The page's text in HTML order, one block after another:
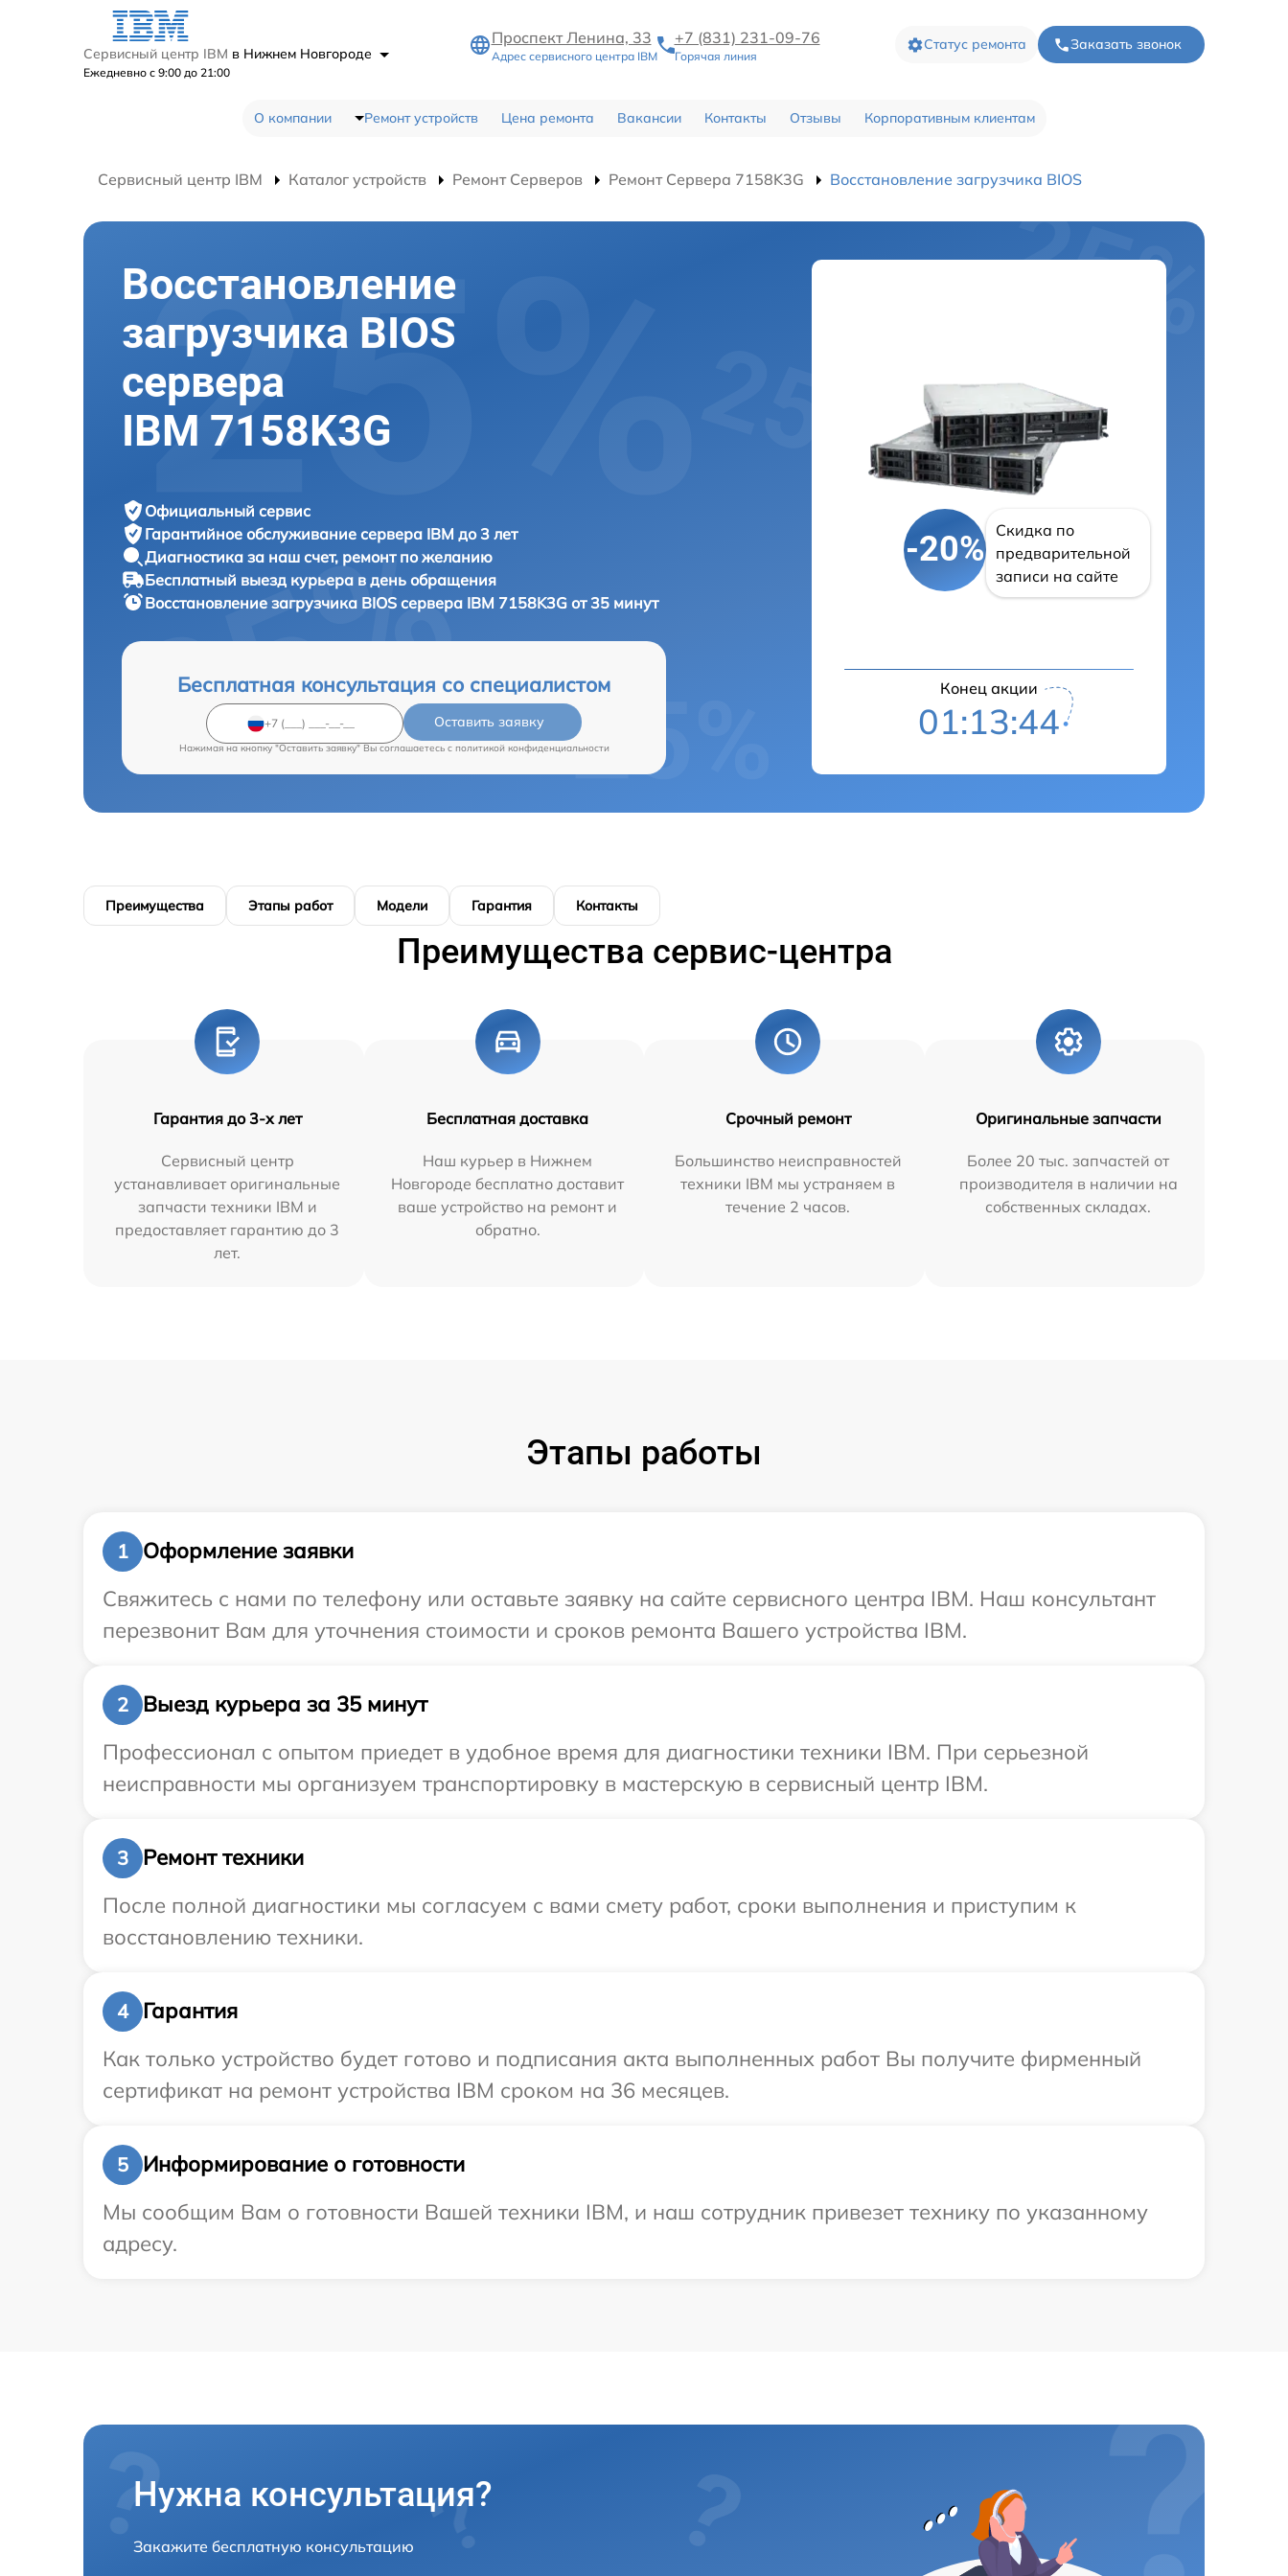
Сервисный центр IBM в Нижнем Новгороде
Ежедневно с 9:00 до 21:00
Проспект Ленина, 33
Адрес сервисного центра IBM
+7 (831) 231-09-76
Горячая линия
Статус ремонта Заказать звонок
О компании Ремонт устройств Цена ремонта Вакансии Контакты Отзывы Корпоративным клиентам
Сервисный центр IBM Каталог устройств Ремонт Серверов Ремонт Сервера 7158K3G Восстановление загрузчика BIOS
Восстановление
загрузчика BIOS
сервера
IBM 7158K3G
Официальный сервис
Гарантийное обслуживание сервера IBM до 3 лет
Диагностика за наш счет, ремонт по желанию
Бесплатный выезд курьера в день обращения
Восстановление загрузчика BIOS сервера IBM 7158K3G от 35 минут
Бесплатная консультация со специалистом
Оставить заявку
Нажимая на кнопку "Оставить заявку" Вы соглашаетесь c политикой конфиденциальности
-20%
Скидка по
предварительной
записи на сайте
Конец акции
01:13:43
Преимущества Этапы работ Модели Гарантия Контакты
Преимущества сервис-центра
Гарантия до 3-х лет
Сервисный центр
устанавливает оригинальные
запчасти техники IBM и
предоставляет гарантию до 3
лет.
Бесплатная доставка
Наш курьер в Нижнем
Новгороде бесплатно доставит
ваше устройство на ремонт и
обратно.
Срочный ремонт
Большинство неисправностей
техники IBM мы устраняем в
течение 2 часов.
Оригинальные запчасти
Более 20 тыс. запчастей от
производителя в наличии на
собственных складах.
Этапы работы
1
Оформление заявки
Свяжитесь с нами по телефону или оставьте заявку на сайте сервисного центра IBM. Наш консультант
перезвонит Вам для уточнения стоимости и сроков ремонта Вашего устройства IBM.
2
Выезд курьера за 35 минут
Профессионал с опытом приедет в удобное время для диагностики техники IBM. При серьезной
неисправности мы организуем транспортировку в мастерскую в сервисный центр IBM.
3
Ремонт техники
После полной диагностики мы согласуем с вами смету работ, сроки выполнения и приступим к
восстановлению техники.
4
Гарантия
Как только устройство будет готово и подписания акта выполненных работ Вы получите фирменный
сертификат на ремонт устройства IBM сроком на 36 месяцев.
5
Информирование о готовности
Мы сообщим Вам о готовности Вашей техники IBM, и наш сотрудник привезет технику по указанному
адресу.
Нужна консультация?
Закажите бесплатную консультацию